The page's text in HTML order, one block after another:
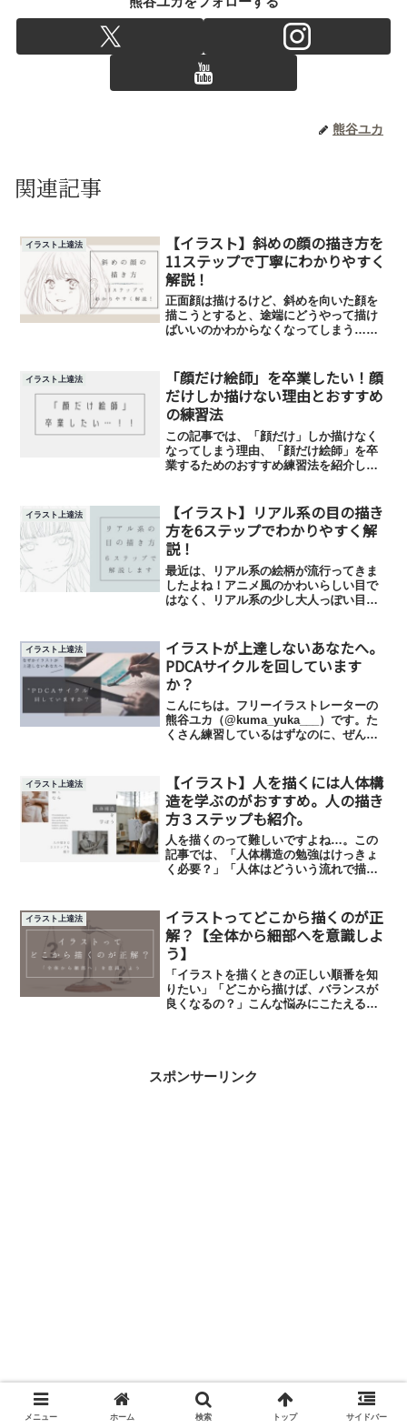
熊谷ユカ
関連記事
イラスト上達法
【イラスト】斜めの顔の描き方を
11ステップで丁寧にわかりやすく
解説！
正面顔は描けるけど、斜めを向いた顔を
描こうとすると、途端にどうやって描け
ばいいのかわからなくなってしまう…な
の顔の描き方をわかりやすく11ステップ
で解説します！
イラスト上達法
「顔だけ絵師」を卒業したい！顔
だけしか描けない理由とおすすめ
の練習法
この記事では、「顔だけ」しか描けなく
なってしまう理由、「顔だけ絵師」を卒
業するためのおすすめ練習法を紹介しま
でしたが、今回紹介する練習法を継続し
たことでかなり描けるようになりまし
た！
イラスト上達法
【イラスト】リアル系の目の描き
方を6ステップでわかりやすく解
説！
最近は、リアル系の絵柄が流行ってきま
したよね！アニメ風のかわいらしい目で
はなく、リアル系の少し大人っぽい目に
リアル系の目の描き方を6ステップでわか
りやすく解説します。
イラスト上達法
イラストが上達しないあなたへ。
PDCAサイクルを回しています
か？
こんにちは。フリーイラストレーターの
熊谷ユカ（@kuma_yuka___）です。た
くさん練習しているはずなのに、ぜんぜ
しいのかな…学校に行ったほうがいい？
今回は、こんな...
イラスト上達法
【イラスト】人を描くには人体構
造を学ぶのがおすすめ。人の描き
方３ステップも紹介。
人を描くのって難しいですよね…。この
記事では、「人体構造の勉強はけっきょ
く必要？」「人体はどういう流れで描け
こたえます。今よりも人を上手に描ける
ようになりたい人におすすめの記事で
す。
イラスト上達法
イラストってどこから描くのが正
解？【全体から細部へを意識しよ
う】
「イラストを描くときの正しい順番を知
りたい」「どこから描けば、バランスが
良くなるの？」こんな悩みにこたえる記
な描く順番を解説！
スポンサーリンク
メニュー ホーム 検索 トップ サイドバー